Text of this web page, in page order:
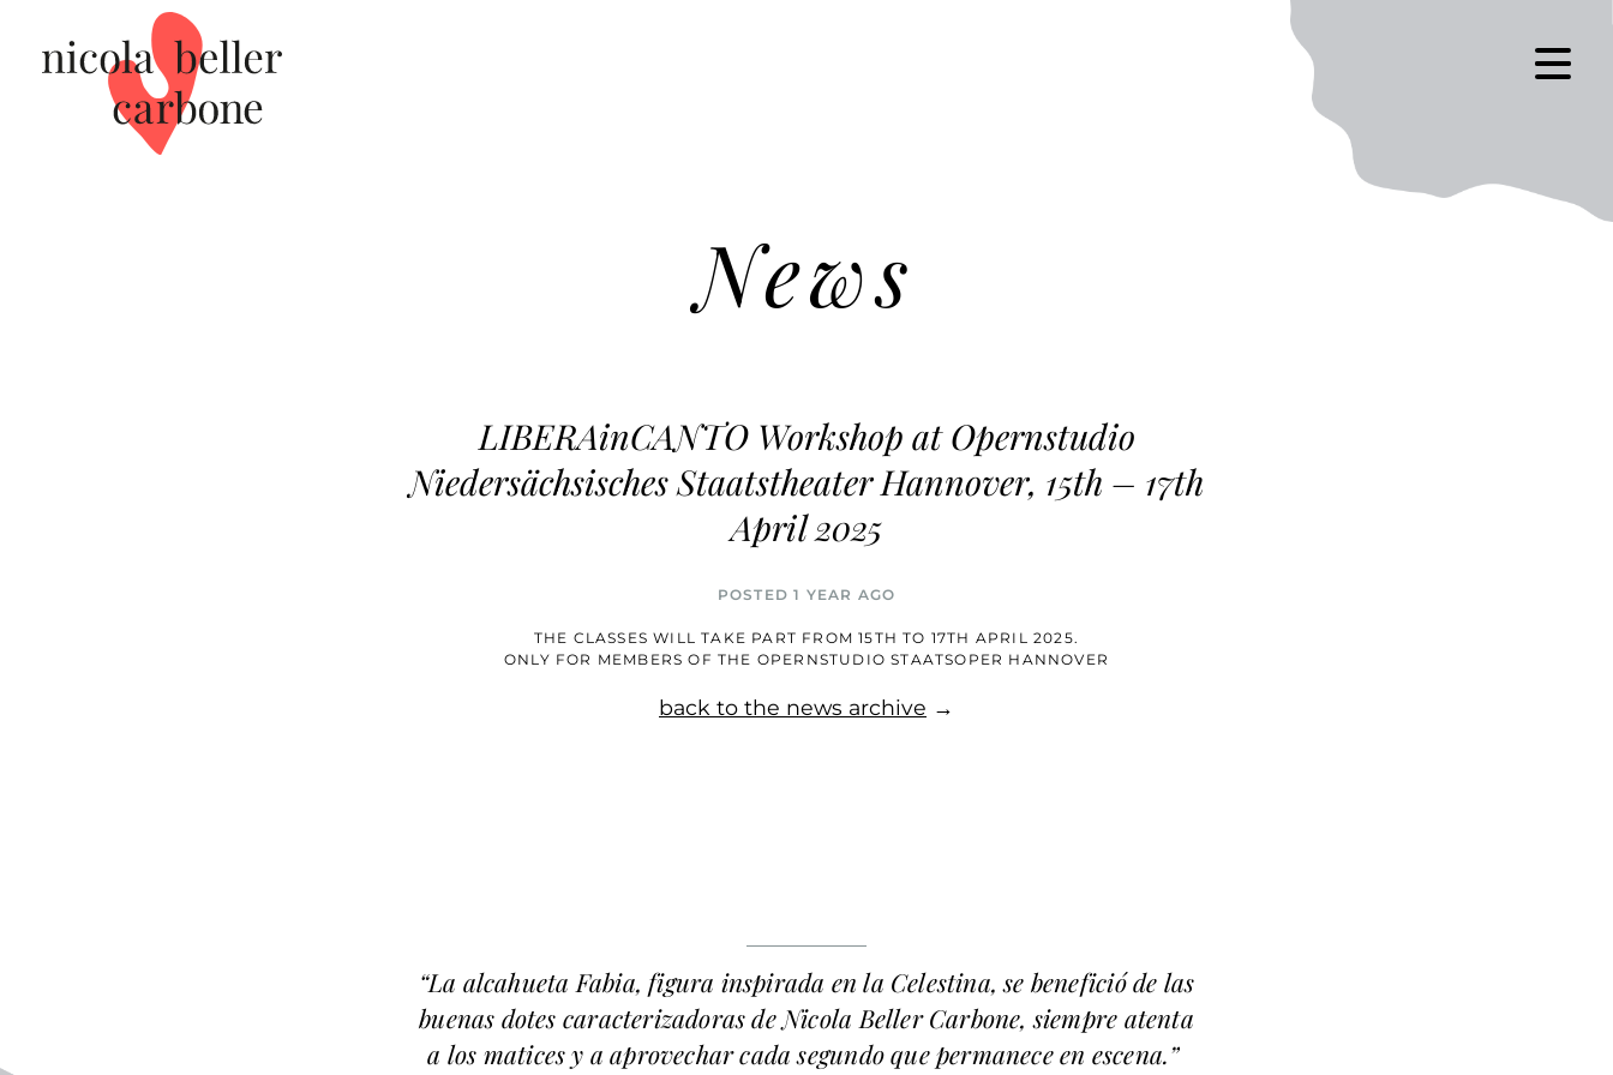
News
LIBERAinCANTO Workshop at Opernstudio
Niedersächsisches Staatstheater Hannover, 15th – 17th
April 2025
POSTED 1 YEAR AGO
THE CLASSES WILL TAKE PART FROM 15TH TO 17TH APRIL 2025.
ONLY FOR MEMBERS OF THE OPERNSTUDIO STAATSOPER HANNOVER
back to the news archive →
“La alcahueta Fabia, figura inspirada en la Celestina, se benefició de las
buenas dotes caracterizadoras de Nicola Beller Carbone, siempre atenta
a los matices y a aprovechar cada segundo que permanece en escena.”